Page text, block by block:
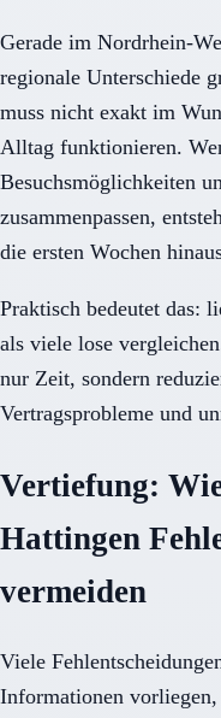
Gerade im Nordrhein-
regionale Unterschiede
muss nicht exakt im
Alltag funktionieren.
Besuchsmöglichkeiten
zusammenpassen,
die ersten Wochen
Praktisch bedeutet das:
als viele lose
nur Zeit, sondern
Vertragsprobleme und
Vertiefung:
Hattingen
vermeiden
Viele
Informationen